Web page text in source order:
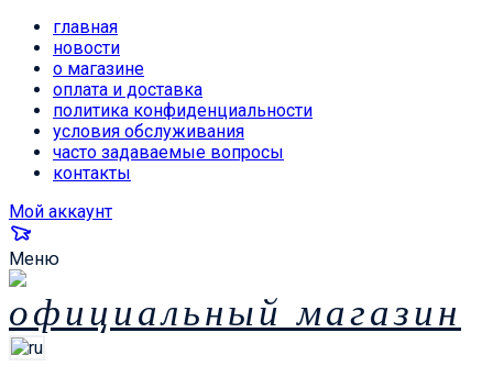
главная
новости
о магазине
оплата и доставка
политика конфиденциальности
условия обслуживания
часто задаваемые вопросы
контакты
Мой аккаунт
Меню
официальный магазин